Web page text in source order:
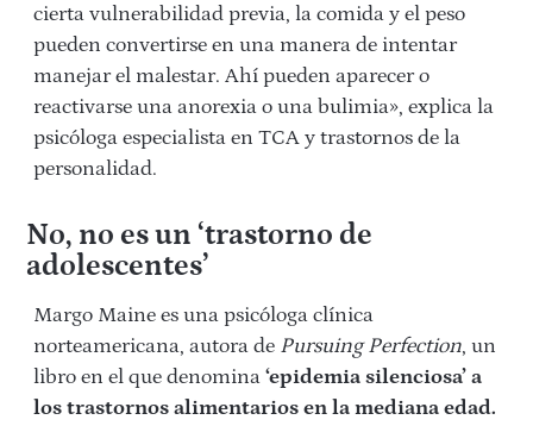
cierta vulnerabilidad previa, la comida y el peso
pueden convertirse en una manera de intentar
manejar el malestar. Ahí pueden aparecer o
reactivarse una anorexia o una bulimia», explica la
psicóloga especialista en TCA y trastornos de la
personalidad.
No, no es un ‘trastorno de
adolescentes’
Margo Maine es una psicóloga clínica
norteamericana, autora de Pursuing Perfection, un
libro en el que denomina ‘epidemia silenciosa’ a
los trastornos alimentarios en la mediana edad.